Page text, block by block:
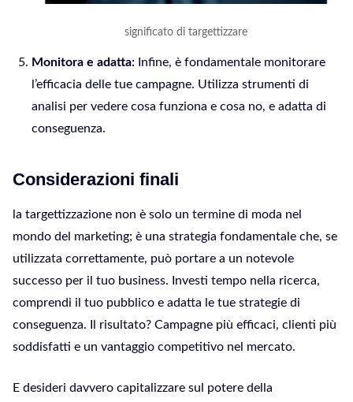
significato di targettizzare
Monitora e adatta: Infine, è fondamentale monitorare
l’efficacia delle tue campagne. Utilizza strumenti di
analisi per vedere cosa funziona e cosa no, e adatta di
conseguenza.
Considerazioni finali
la targettizzazione non è solo un termine di moda nel
mondo del marketing; è una strategia fondamentale che, se
utilizzata correttamente, può portare a un notevole
successo per il tuo business. Investi tempo nella ricerca,
comprendi il tuo pubblico e adatta le tue strategie di
conseguenza. Il risultato? Campagne più efficaci, clienti più
soddisfatti e un vantaggio competitivo nel mercato.
E desideri davvero capitalizzare sul potere della